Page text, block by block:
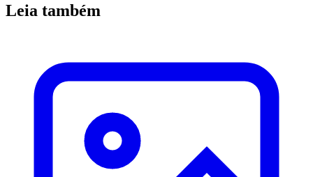
Leia também